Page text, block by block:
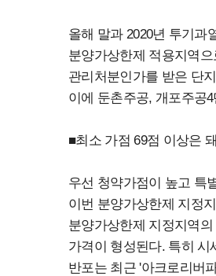
올해 말과 2020년 투기과
분양가상한제 적용지역
관리처분인가를 받은 단
이에 둔촌주공, 개포주공
■최소 가점 69점 이상은
우선 청약가점이 높고 특
이번 분양가상한제 지정
분양가상한제 지정지역
가격이 형성된다. 특히
반포는 최근 '아크로리버